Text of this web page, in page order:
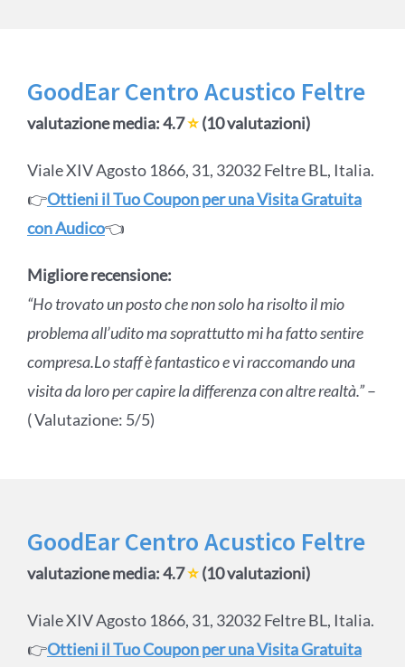
GoodEar Centro Acustico Feltre
valutazione media: 4.7⭐(10 valutazioni)
Viale XIV Agosto 1866, 31, 32032 Feltre BL, Italia.
👉Ottieni il Tuo Coupon per una Visita Gratuita
con Audico👈
Migliore recensione:
“Ho trovato un posto che non solo ha risolto il mio
problema all’udito ma soprattutto mi ha fatto sentire
compresa.Lo staff è fantastico e vi raccomando una
visita da loro per capire la differenza con altre realtà.”–
( Valutazione: 5/5)
GoodEar Centro Acustico Feltre
valutazione media: 4.7⭐(10 valutazioni)
Viale XIV Agosto 1866, 31, 32032 Feltre BL, Italia.
👉Ottieni il Tuo Coupon per una Visita Gratuita